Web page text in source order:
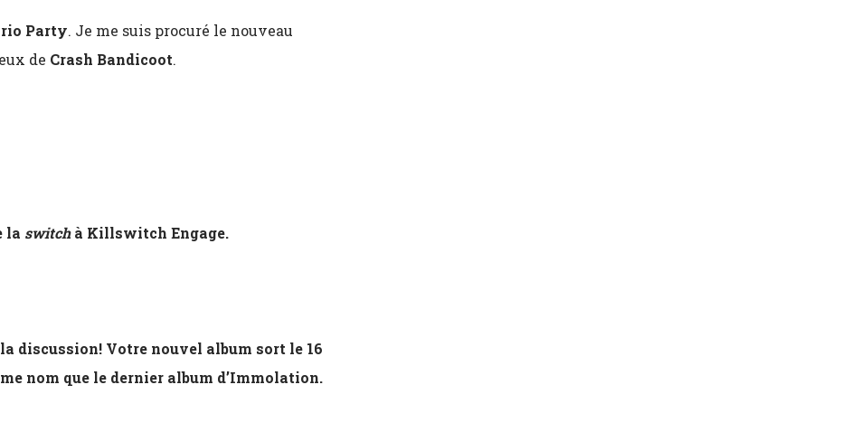
Party. Je me suis procuré le nouveau
de Crash Bandicoot.
la switchà Killswitch Engage.
discussion! Votre nouvel album sort le 16
nom que le dernier album d’Immolation.